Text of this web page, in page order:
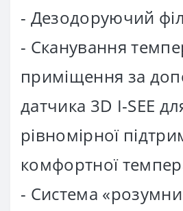
- Дезодоруючий
- Сканування
приміщення за
датчика 3D I-SEE
рівномірної
комфортної
- Система